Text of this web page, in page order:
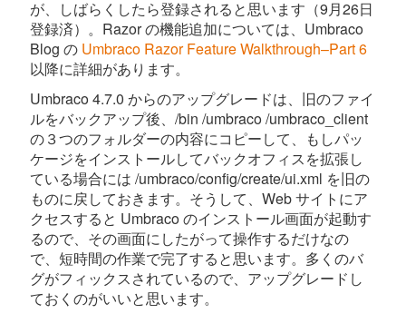
が、しばらくしたら登録されると思います（9月26日
登録済）。Razor の機能追加については、Umbraco
Blog の Umbraco Razor Feature Walkthrough–Part 6
以降に詳細があります。
Umbraco 4.7.0 からのアップグレードは、旧のファイ
ルをバックアップ後、/bin /umbraco /umbraco_client
の３つのフォルダーの内容にコピーして、もしパッ
ケージをインストールしてバックオフィスを拡張し
ている場合には /umbraco/config/create/ui.xml を旧の
ものに戻しておきます。そうして、Web サイトにア
クセスすると Umbraco のインストール画面が起動す
るので、その画面にしたがって操作するだけなの
で、短時間の作業で完了すると思います。多くのバ
グがフィックスされているので、アップグレードし
ておくのがいいと思います。